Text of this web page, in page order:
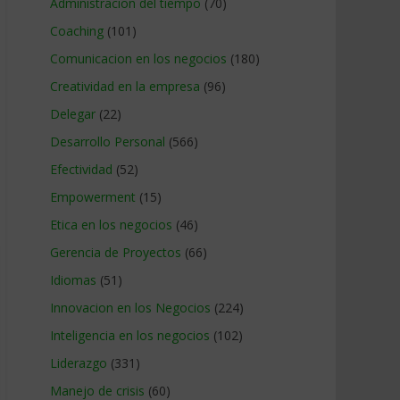
Coaching (101)
Comunicacion en los negocios (180)
Creatividad en la empresa (96)
Delegar (22)
Desarrollo Personal (566)
Efectividad (52)
Empowerment (15)
Etica en los negocios (46)
Gerencia de Proyectos (66)
Idiomas (51)
Innovacion en los Negocios (224)
Inteligencia en los negocios (102)
Liderazgo (331)
Manejo de crisis (60)